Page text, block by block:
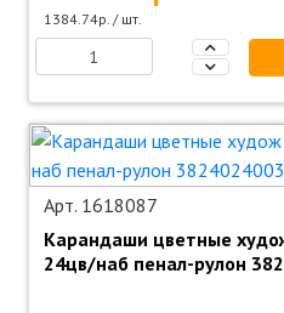
1384.74р. / шт.
Арт. 1618087
Карандаши цветные
24цв/наб пенал-рулон